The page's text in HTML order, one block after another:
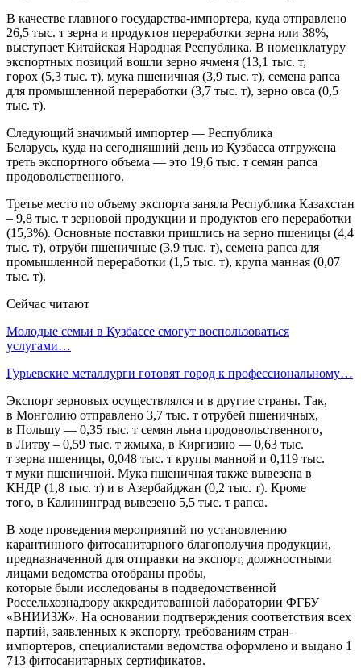
В качестве главного государства-импортера, куда отправлено
26,5 тыс. т зерна и продуктов переработки зерна или 38%,
выступает Китайская Народная Республика. В номенклатуру
экспортных позиций вошли зерно ячменя (13,1 тыс. т,
горох (5,3 тыс. т), мука пшеничная (3,9 тыс. т), семена рапса
для промышленной переработки (3,7 тыс. т), зерно овса (0,5
тыс. т).
Следующий значимый импортер — Республика
Беларусь, куда на сегодняшний день из Кузбасса отгружена
треть экспортного объема — это 19,6 тыс. т семян рапса
продовольственного.
Третье место по объему экспорта заняла Республика Казахстан
– 9,8 тыс. т зерновой продукции и продуктов его переработки
(15,3%). Основные поставки пришлись на зерно пшеницы (4,4
тыс. т), отруби пшеничные (3,9 тыс. т), семена рапса для
промышленной переработки (1,5 тыс. т), крупа манная (0,07
тыс. т).
Сейчас читают
Молодые семьи в Кузбассе смогут воспользоваться
услугами…
Гурьевские металлурги готовят город к профессиональному…
Экспорт зерновых осуществлялся и в другие страны. Так,
в Монголию отправлено 3,7 тыс. т отрубей пшеничных,
в Польшу — 0,35 тыс. т семян льна продовольственного,
в Литву – 0,59 тыс. т жмыха, в Киргизию — 0,63 тыс.
т зерна пшеницы, 0,048 тыс. т крупы манной и 0,119 тыс.
т муки пшеничной. Мука пшеничная также вывезена в
КНДР (1,8 тыс. т) и в Азербайджан (0,2 тыс. т). Кроме
того, в Калининград вывезено 5,5 тыс. т рапса.
В ходе проведения мероприятий по установлению
карантинного фитосанитарного благополучия продукции,
предназначенной для отправки на экспорт, должностными
лицами ведомства отобраны пробы,
которые были исследованы в подведомственной
Россельхознадзору аккредитованной лаборатории ФГБУ
«ВНИИЗЖ». На основании подтверждения соответствия всех
партий, заявленных к экспорту, требованиям стран-
импортеров, специалистами ведомства оформлено и выдано 1
713 фитосанитарных сертификатов.